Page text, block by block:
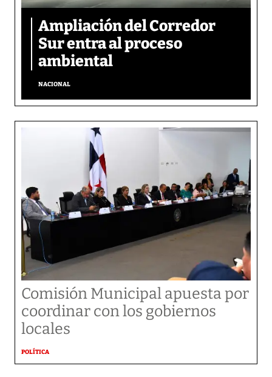
Ampliación del Corredor
Sur entra al proceso
ambiental
NACIONAL
Comisión Municipal apuesta por
coordinar con los gobiernos
locales
POLÍTICA